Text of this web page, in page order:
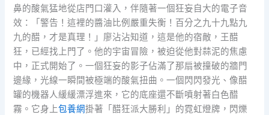
鼻的酸氣猛地從店門口灌入，伴隨著一個狂妄自大的電子音
效：「警告！這裡的醬油比例嚴重失衡！百分之九十九點九
九的醋，才是真理！」廖沾沾知道，這是他的宿敵，王醋
狂，已經找上門了。他的宇宙冒險，被迫從他對蒜泥的焦慮
中，正式開始了。一個狂妄的影子佔滿了那扇被撞破的牆門
邊緣，光線一瞬間被極端的酸氣扭曲。一個閃閃發光、像醋
罐的機器人緩緩漂浮進來，它的底座還不斷噴射著白色醋
霧。它身上包養網掛著「醋狂派大勝利」的霓虹燈牌，閃爍